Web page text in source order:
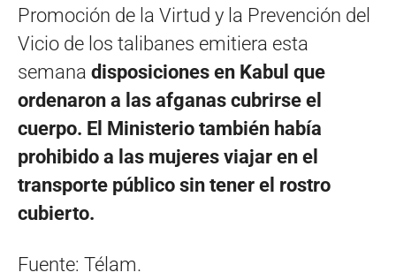
Promoción de la Virtud y la Prevención del
Vicio de los talibanes emitiera esta
semana disposiciones en Kabul que
ordenaron a las afganas cubrirse el
cuerpo. El Ministerio también había
prohibido a las mujeres viajar en el
transporte público sin tener el rostro
cubierto.
Fuente: Télam.